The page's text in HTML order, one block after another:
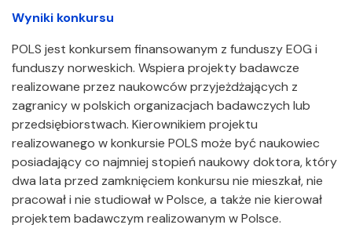
Wyniki konkursu
POLS jest konkursem finansowanym z funduszy EOG i
funduszy norweskich. Wspiera projekty badawcze
realizowane przez naukowców przyjeżdżających z
zagranicy w polskich organizacjach badawczych lub
przedsiębiorstwach. Kierownikiem projektu
realizowanego w konkursie POLS może być naukowiec
posiadający co najmniej stopień naukowy doktora, który
dwa lata przed zamknięciem konkursu nie mieszkał, nie
pracował i nie studiował w Polsce, a także nie kierował
projektem badawczym realizowanym w Polsce.